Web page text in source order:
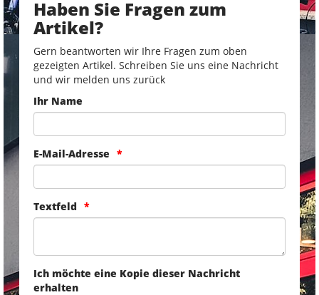
Haben Sie Fragen zum
Artikel?
Gern beantworten wir Ihre Fragen zum oben
gezeigten Artikel. Schreiben Sie uns eine Nachricht
und wir melden uns zurück
Ihr Name
E-Mail-Adresse
Textfeld
Ich möchte eine Kopie dieser Nachricht
erhalten